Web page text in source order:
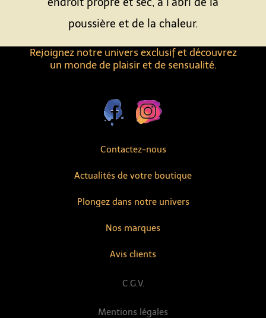
Contactez-nous
Actualités de votre boutique
Avis clients
Nos marques
Rejoignez notre univers exclusif et découvrez
un monde de plaisir et de sensualité.
Plongez dans notre univers
Mentions légales
C.G.V.
poussière et de la chaleur.